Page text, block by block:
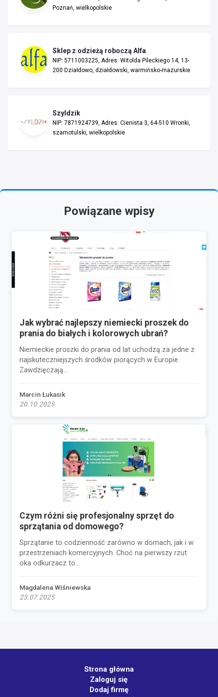
Poznań, wielkopolskie
Sklep z odzieżą roboczą Alfa
NIP: 5711003225, Adres: Witolda Pileckiego 14, 13-
200 Działdowo, działdowski, warmińsko-mazurskie
Szyldzik
NIP: 7871924739, Adres: Cienista 3, 64-510 Wronki,
szamotulski, wielkopolskie
Powiązane wpisy
Jak wybrać najlepszy niemiecki proszek do
prania do białych i kolorowych ubrań?
Niemieckie proszki do prania od lat uchodzą za jedne z
najskuteczniejszych środków piorących w Europie.
Zawdzięczają...
Marcin Łukasik
20.10.2025
Czym różni się profesjonalny sprzęt do
sprzątania od domowego?
Sprzątanie to codzienność zarówno w domach, jak i w
przestrzeniach komercyjnych. Choć na pierwszy rzut
oka odkurzacz to...
Magdalena Wiśniewska
23.07.2025
Strona główna
Zaloguj się
Dodaj firmę